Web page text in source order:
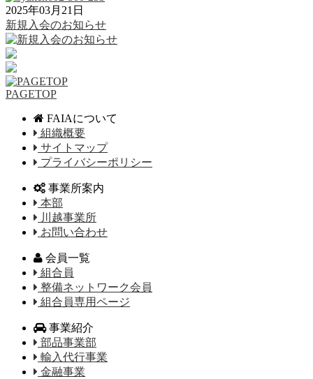
2025年03月21日
新規入会のお知らせ
PAGETOP
FAIAについて
組織概要
サイトマップ
プライバシーポリシー
事業所案内
本部
川越事業所
お問い合わせ
会員一覧
組合員
整備ネットワーク会員
組合員専用ページ
事業紹介
部品事業部
輸入代行事業
金融事業